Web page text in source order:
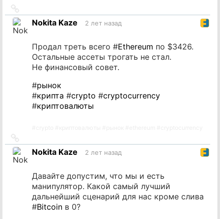
на
источник
Nokita Kaze 2 лет назад
Продал треть всего #Ethereum по $3426.
Остальные ассеты трогать не стал.
Не финансовый совет.
#рынок
#крипта #crypto #cryptocurrency
#криптовалюты
на
источник
Nokita Kaze 2 лет назад
Давайте допустим, что мы и есть
манипулятор. Какой самый лучший
дальнейший сценарий для нас кроме слива
#Bitcoin в 0?